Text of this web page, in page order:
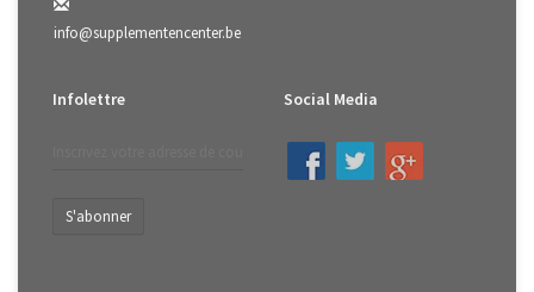
info@supplementencenter.be
Infolettre
S'abonner
Social Media